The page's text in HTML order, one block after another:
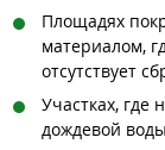
Площадях
материалом,
отсутствует
Участках, где
дождевой